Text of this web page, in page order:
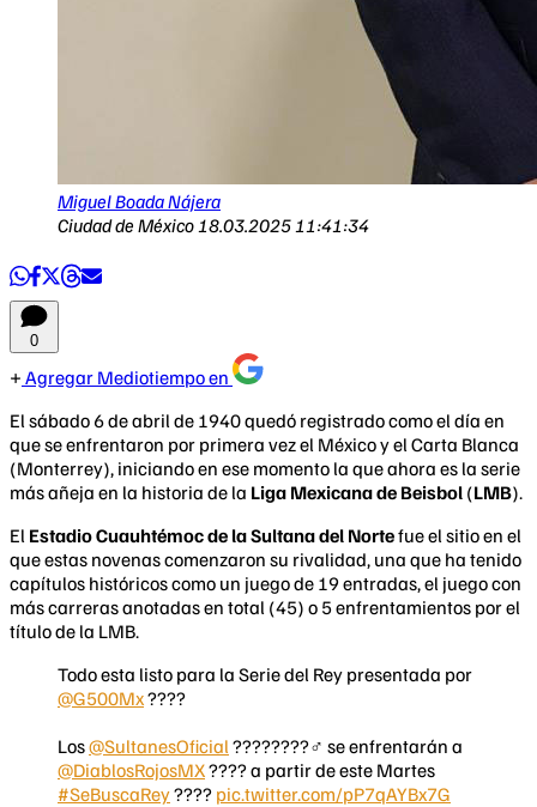
Miguel Boada Nájera
Ciudad de México 18.03.2025 11:41:34
0
Agregar Mediotiempo en
El sábado 6 de abril de 1940 quedó registrado como el día en
que se enfrentaron por primera vez el México y el Carta Blanca
(Monterrey), iniciando en ese momento la que ahora es la serie
más añeja en la historia de la Liga Mexicana de Beisbol (LMB).
El Estadio Cuauhtémoc de la Sultana del Nortefue el sitio en el
que estas novenas comenzaron su rivalidad, una que ha tenido
capítulos históricos como un juego de 19 entradas, el juego con
más carreras anotadas en total (45) o 5 enfrentamientos por el
título de la LMB.
Todo esta listo para la Serie del Rey presentada por
@G500Mx????
Los@SultanesOficial ????????‍♂️ se enfrentarán a
@DiablosRojosMX???? a partir de este Martes
#SeBuscaRey???? pic.twitter.com/pP7qAYBx7G